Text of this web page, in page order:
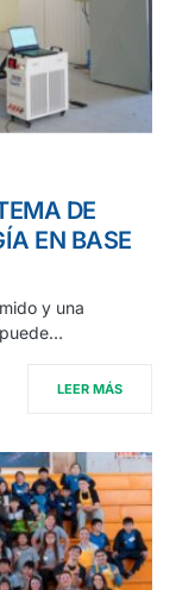
DE
EN BASE
y una
LEER MÁS